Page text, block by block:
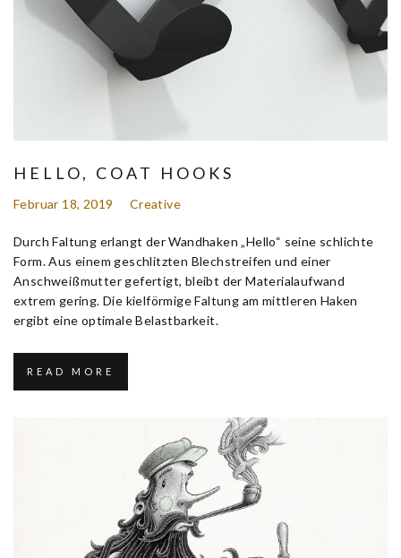
HELLO, COAT HOOKS
Februar 18, 2019 Creative
Durch Faltung erlangt der Wandhaken „Hello“ seine schlichte
Form. Aus einem geschlitzten Blechstreifen und einer
Anschweißmutter gefertigt, bleibt der Materialaufwand
extrem gering. Die kielförmige Faltung am mittleren Haken
ergibt eine optimale Belastbarkeit.
READ MORE